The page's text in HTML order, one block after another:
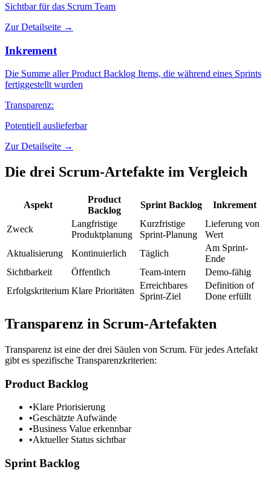
Sichtbar für das Scrum Team
Zur Detailseite →
Inkrement
Die Summe aller Product Backlog Items, die während eines Sprints
fertiggestellt wurden
Transparenz:
Potentiell auslieferbar
Zur Detailseite →
Die drei Scrum-Artefakte im Vergleich
Aspekt
Product
Backlog
Sprint Backlog Inkrement
Zweck
Langfristige
Produktplanung
Kurzfristige
Sprint-Planung
Lieferung von
Wert
Aktualisierung
Kontinuierlich Täglich
Am Sprint-
Ende
Sichtbarkeit
Öffentlich Team-intern
Demo-fähig
Erfolgskriterium Klare Prioritäten
Erreichbares
Sprint-Ziel
Definition of
Done erfüllt
Transparenz in Scrum-Artefakten
Transparenz ist eine der drei Säulen von Scrum. Für jedes Artefakt
gibt es spezifische Transparenzkriterien:
Product Backlog
•Klare Priorisierung
•Geschätzte Aufwände
•Business Value erkennbar
•Aktueller Status sichtbar
Sprint Backlog